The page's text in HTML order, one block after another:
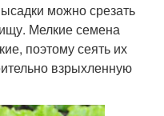
можно срезать
Мелкие семена
поэтому сеять их
взрыхленную